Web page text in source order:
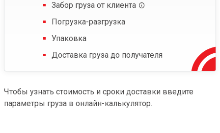
Забор груза от клиента
Погрузка-разгрузка
Упаковка
Доставка груза до получателя
Чтобы узнать стоимость и сроки доставки введите
параметры груза в онлайн-калькулятор.